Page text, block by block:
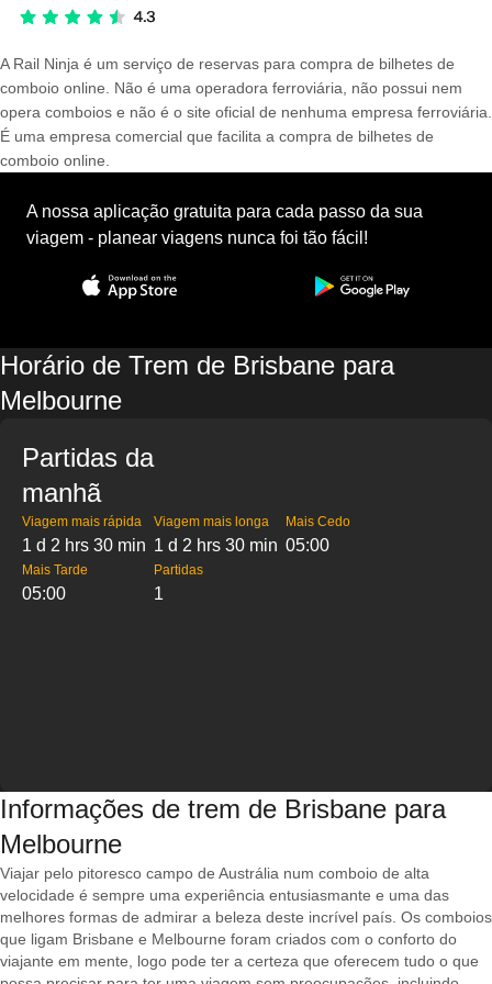
A Rail Ninja é um serviço de reservas para compra de bilhetes de
comboio online. Não é uma operadora ferroviária, não possui nem
opera comboios e não é o site oficial de nenhuma empresa ferroviária.
É uma empresa comercial que facilita a compra de bilhetes de
comboio online.
A nossa aplicação gratuita para cada passo da sua
viagem - planear viagens nunca foi tão fácil!
Horário de Trem de Brisbane para
Melbourne
Partidas da
manhã
Viagem mais rápida
1 d 2 hrs 30 min
Viagem mais longa
1 d 2 hrs 30 min
Mais Cedo
05:00
Mais Tarde
05:00
Partidas
1
Informações de trem de Brisbane para
Melbourne
Viajar pelo pitoresco campo de Austrália num comboio de alta
velocidade é sempre uma experiência entusiasmante e uma das
melhores formas de admirar a beleza deste incrível país. Os comboios
que ligam Brisbane e Melbourne foram criados com o conforto do
viajante em mente, logo pode ter a certeza que oferecem tudo o que